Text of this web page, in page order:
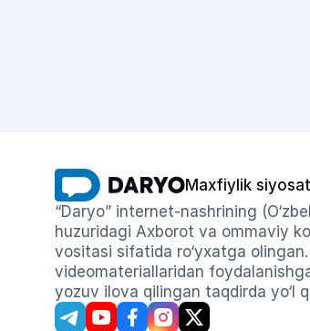
Maxfiylik
“Daryo” internet-nashrining
huzuridagi Axborot va ommaviy
vositasi sifatida ro‘yxatga
videomateriallaridan
yozuv ilova qilingan taqdirda yo‘l